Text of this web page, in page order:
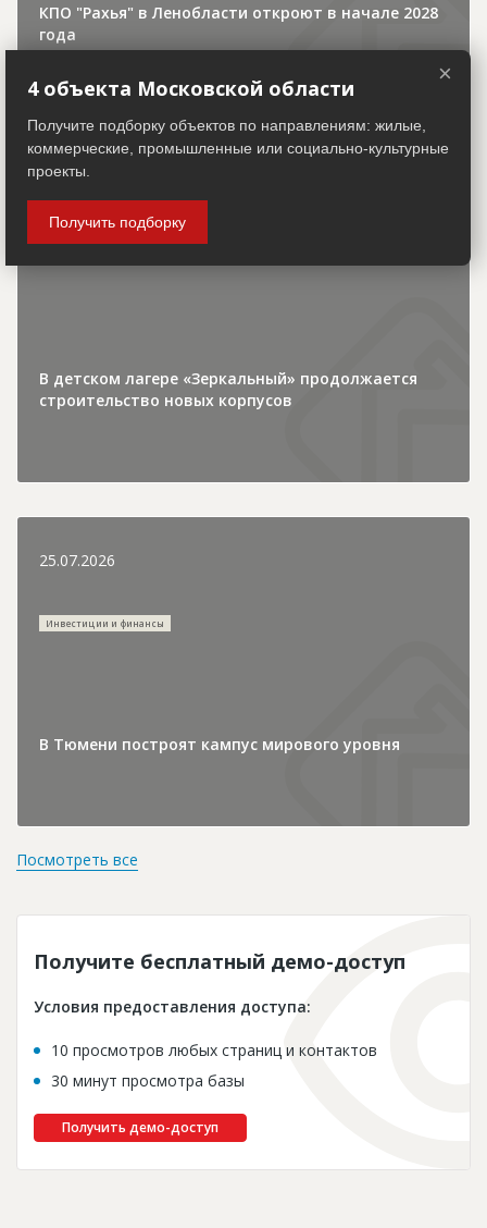
КПО "Рахья" в Ленобласти откроют в начале 2028
года
В детском лагере «Зеркальный» продолжается
строительство новых корпусов
25.07.2026
Инвестиции и финансы
В Тюмени построят кампус мирового уровня
Посмотреть все
Получите бесплатный демо-доступ
Условия предоставления доступа:
10 просмотров любых страниц и контактов
30 минут просмотра базы
Получить демо-доступ
×
4 объекта Московской области
Получите подборку объектов по направлениям: жилые,
коммерческие, промышленные или социально-культурные
проекты.
Получить подборку